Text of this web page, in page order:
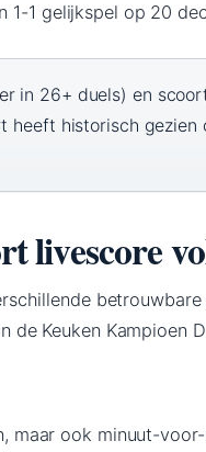
1-1 gelijkspel op 20
in 26+ duels) en
heeft historisch gezien
livescore
de Keuken Kampioen
maar ook minuut-